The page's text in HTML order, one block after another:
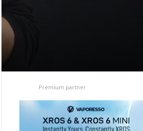
Premium partner